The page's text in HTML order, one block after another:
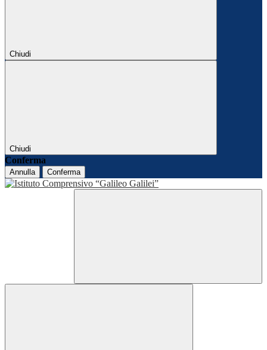
Chiudi
Chiudi
Conferma
Annulla Conferma